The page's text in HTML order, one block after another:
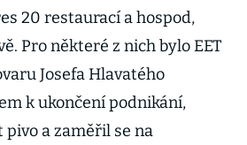
20 restaurací a hospod,
Pro některé z nich bylo EET
Josefa Hlavatého
k ukončení podnikání,
a zaměřil se na